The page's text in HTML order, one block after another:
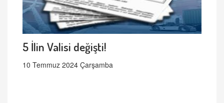
5 İlin Valisi değişti!
10 Temmuz 2024 Çarşamba